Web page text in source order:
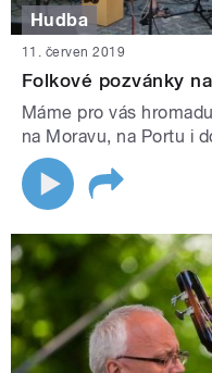
Hudba
11. červen 2019
Folkové pozvánky
Máme pro vás
na Moravu, na Portu i